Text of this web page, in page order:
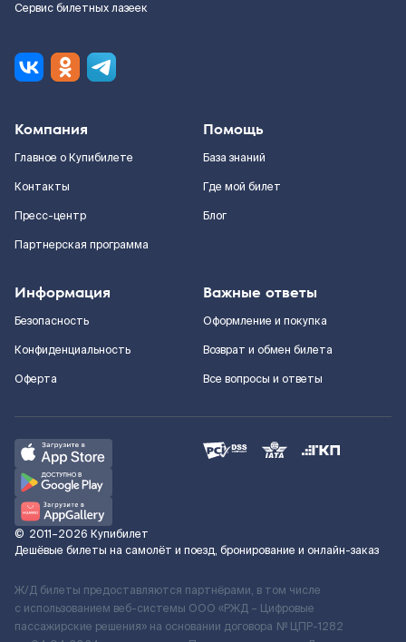
Сервис билетных лазеек
Компания
Главное о Купибилете
Контакты
Пресс-центр
Партнерская программа
Помощь
База знаний
Где мой билет
Блог
Информация
Безопасность
Конфиденциальность
Оферта
Важные ответы
Оформление и покупка
Возврат и обмен билета
Все вопросы и ответы
© 2011–2026 Купибилет
Дешёвые билеты на самолёт и поезд, бронирование и онлайн-заказ
Ж/Д билеты предоставляются партнёрами, в том числе
с использованием веб-системы ООО «РЖД – Цифровые
пассажирские решения» на основании договора № ЦПР-1282